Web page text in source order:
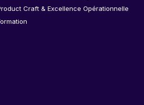
Craft & Excellence Opérationnelle